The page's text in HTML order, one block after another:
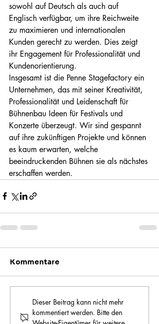
sowohl auf Deutsch als auch auf
Englisch verfügbar, um ihre Reichweite
zu maximieren und internationalen
Kunden gerecht zu werden. Dies zeigt
ihr Engagement für Professionalität und
Kundenorientierung.
Insgesamt ist die Penne Stagefactory ein
Unternehmen, das mit seiner Kreativität,
Professionalität und Leidenschaft für
Bühnenbau Ideen für Festivals und
Konzerte überzeugt. Wir sind gespannt
auf ihre zukünftigen Projekte und können
es kaum erwarten, welche
beeindruckenden Bühnen sie als nächstes
erschaffen werden.
Kommentare
Dieser Beitrag kann nicht mehr
kommentiert werden. Bitte den